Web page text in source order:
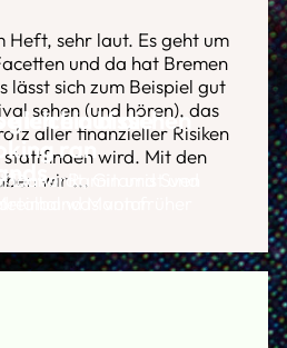
Heft, sehr laut. Es geht um
und da hat Bremen
lässt sich zum Beispiel gut
sehen (und hören), das
aller finanzieller Risiken
wird. Mit den
wir ...
ich ein bisschen
ran
Ramin und Sven
was von früher
gleich auf die
Gitarrist und
Mantar